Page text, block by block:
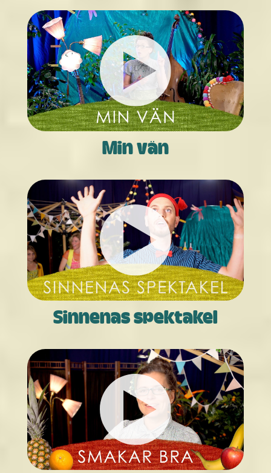
Min vän
Sinnenas spektakel